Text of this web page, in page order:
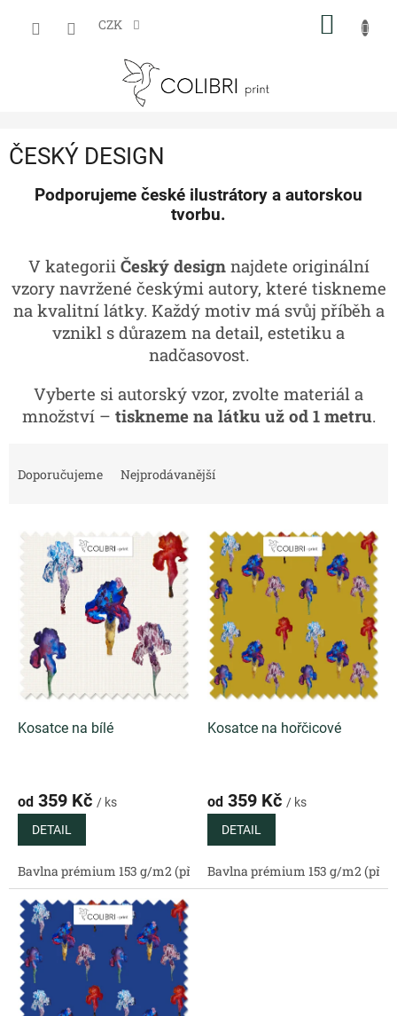
CZK
ČESKÝ DESIGN
Podporujeme české ilustrátory a autorskou
tvorbu.
V kategorii Český designnajdete originální
vzory navržené českými autory, které tiskneme
na kvalitní látky. Každý motiv má svůj příběh a
vznikl s důrazem na detail, estetiku a
nadčasovost.
Vyberte si autorský vzor, zvolte materiál a
množství – tiskneme na látku už od 1 metru.
Doporučujeme Nejprodávanější
Kosatce na bílé
od 359 Kč / ks
DETAIL
Bavlna prémium 153 g/m2 (přírodní) Bavlněný satén 130 g/
Kosatce na hořčicové
od 359 Kč / ks
DETAIL
Bavlna prémium 153 g/m2